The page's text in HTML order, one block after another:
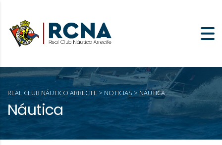
Náutica
REAL CLUB NÁUTICO ARRECIFE > NOTICIAS > NÁUTICA